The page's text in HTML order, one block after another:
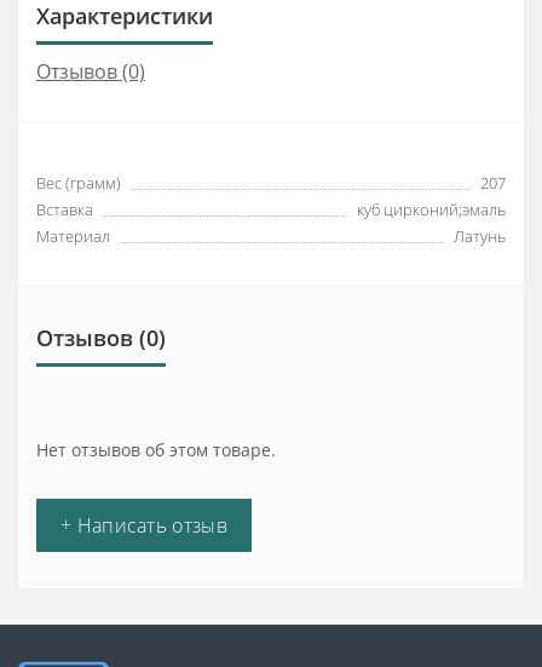
Характеристики
Отзывов (0)
Вес (грамм)
207
Вставка
куб цирконий;эмаль
Материал
Латунь
Отзывов (0)
Нет отзывов об этом товаре.
+ Написать отзыв